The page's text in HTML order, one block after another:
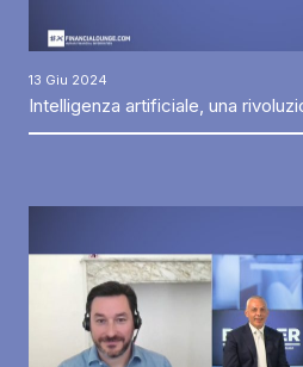
13 Giu 2024
Intelligenza artificiale, una